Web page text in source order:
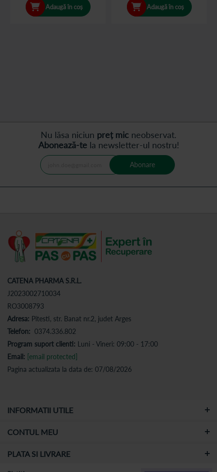
Adaugă în coș Adaugă în coș
Nu lăsa niciun preț mic neobservat.
Abonează-tela newsletter-ul nostru!
Abonare
CATENA PHARMA S.R.L.
J2023002710034
RO3008793
Adresa: Pitesti, str. Banat nr.2, judet Arges
Telefon: 0374.336.802
Program suport clienti: Luni - Vineri: 09:00 - 17:00
Email: [email protected]
Pagina actualizata la data de: 07/08/2026
INFORMATII UTILE
CONTUL MEU
PLATA SI LIVRARE